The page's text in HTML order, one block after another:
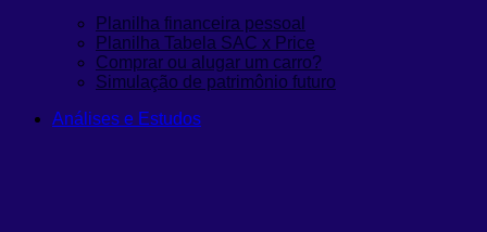
Planilha financeira pessoal
Planilha Tabela SAC x Price
Comprar ou alugar um carro?
Simulação de patrimônio futuro
Análises e Estudos